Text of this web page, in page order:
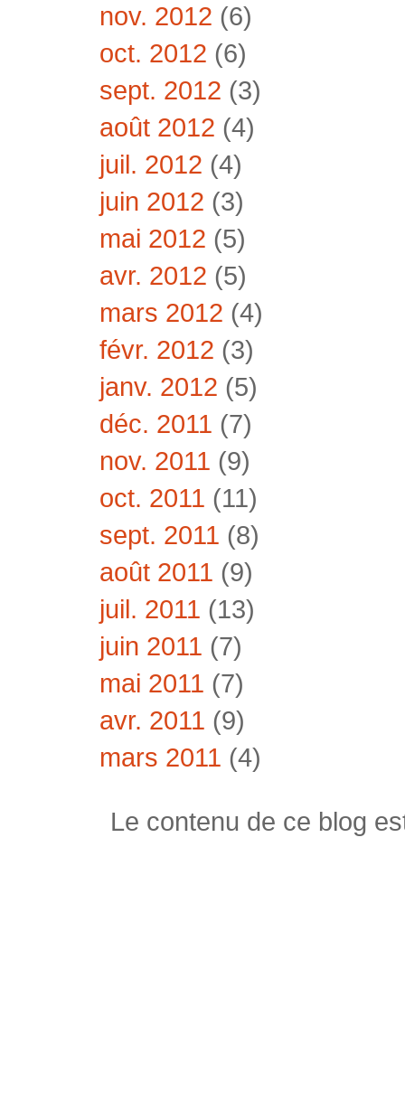
nov. 2012 (6)
oct. 2012 (6)
sept. 2012 (3)
août 2012 (4)
juil. 2012 (4)
juin 2012 (3)
mai 2012 (5)
avr. 2012 (5)
mars 2012 (4)
févr. 2012 (3)
janv. 2012 (5)
déc. 2011 (7)
nov. 2011 (9)
oct. 2011 (11)
sept. 2011 (8)
août 2011 (9)
juil. 2011 (13)
juin 2011 (7)
mai 2011 (7)
avr. 2011 (9)
mars 2011 (4)
Le contenu de ce blog